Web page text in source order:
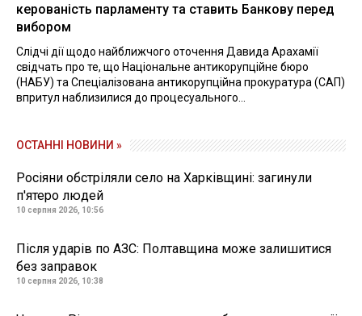
керованість парламенту та ставить Банкову перед
вибором
Слідчі дії щодо найближчого оточення Давида Арахамії
свідчать про те, що Національне антикорупційне бюро
(НАБУ) та Спеціалізована антикорупційна прокуратура (САП)
впритул наблизилися до процесуального...
ОСТАННІ НОВИНИ »
Росіяни обстріляли село на Харківщині: загинули
п'ятеро людей
10 серпня 2026, 10:56
Після ударів по АЗС: Полтавщина може залишитися
без заправок
10 серпня 2026, 10:38